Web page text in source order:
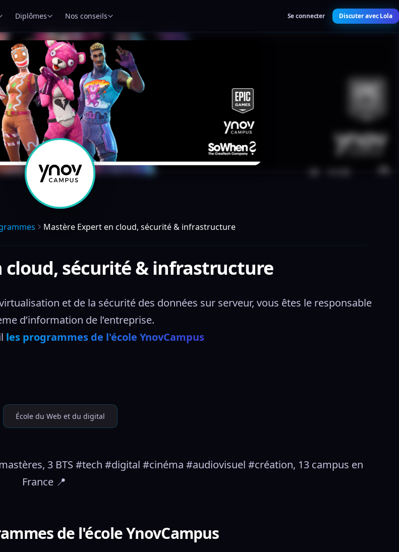
Diplômes Nos conseils Se connecter Discuter avec Lola
Mastère Expert en cloud, sécurité & infrastructure
cloud, sécurité & infrastructure
et de la sécurité des données sur serveur, vous êtes le responsable
d’information de l’entreprise.
les programmes de l'école YnovCampus
École du Web et du digital
3 BTS #tech #digital #cinéma #audiovisuel #création, 13 campus en
France 📍
de l'école YnovCampus